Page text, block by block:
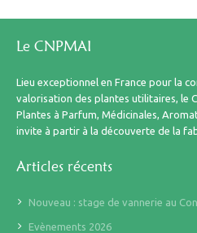
Le CNPMAI
Lieu exceptionnel en France pour la
valorisation des plantes utilitaires, le
Plantes à Parfum, Médicinales,
invite à partir à la découverte de la
Articles récents
Nouveau : stage de vannerie au
Evènements 2026